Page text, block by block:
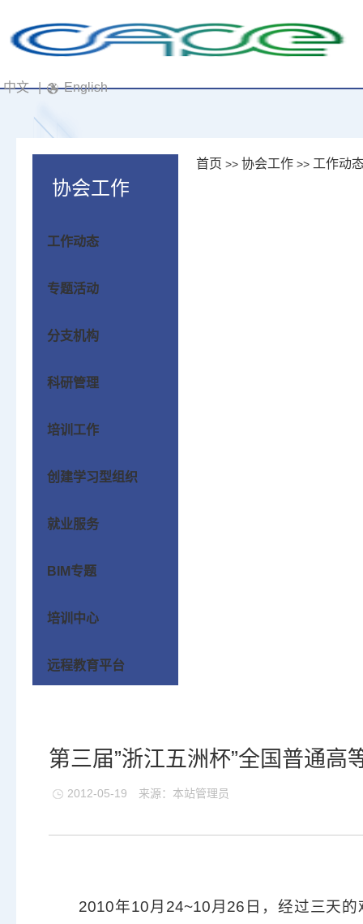
中文 | English
协会工作
工作动态
专题活动
分支机构
科研管理
培训工作
创建学习型组织
就业服务
BIM专题
培训中心
远程教育平台
首页 >> 协会工作>> 工作动
第三届”浙江五洲杯”全国普通
2012-05-19 来源：本站管理员
2010年10月24~10月26日，经过三天